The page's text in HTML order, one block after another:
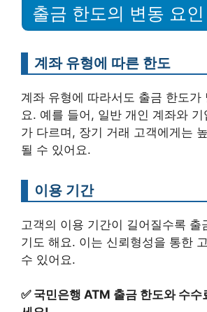
출금 한도의 변동 요인
계좌 유형에 따른 한도
계좌 유형에 따라서도 출금 한도가
요. 예를 들어, 일반 개인 계좌와 기
가 다르며, 장기 거래 고객에게는
될 수 있어요.
이용 기간
고객의 이용 기간이 길어질수록 출
기도 해요. 이는 신뢰형성을 통한
수 있어요.
✅ 국민은행 ATM 출금 한도와 수수